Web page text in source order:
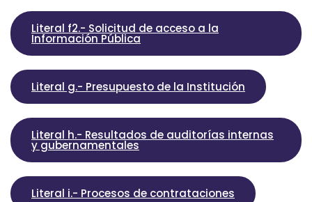
Literal f2.- Solicitud de acceso a la
Información Pública
Literal g.- Presupuesto de la Institución
Literal h.- Resultados de auditorías internas
y gubernamentales
Literal i.- Procesos de contrataciones